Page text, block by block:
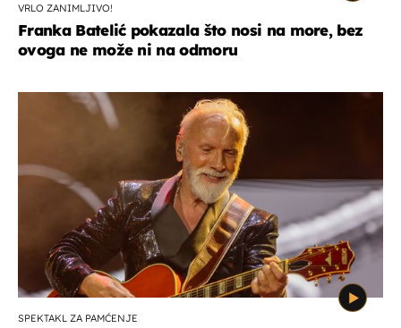
VRLO ZANIMLJIVO!
Franka Batelić pokazala što nosi na more, bez
ovoga ne može ni na odmoru
SPEKTAKL ZA PAMĆENJE